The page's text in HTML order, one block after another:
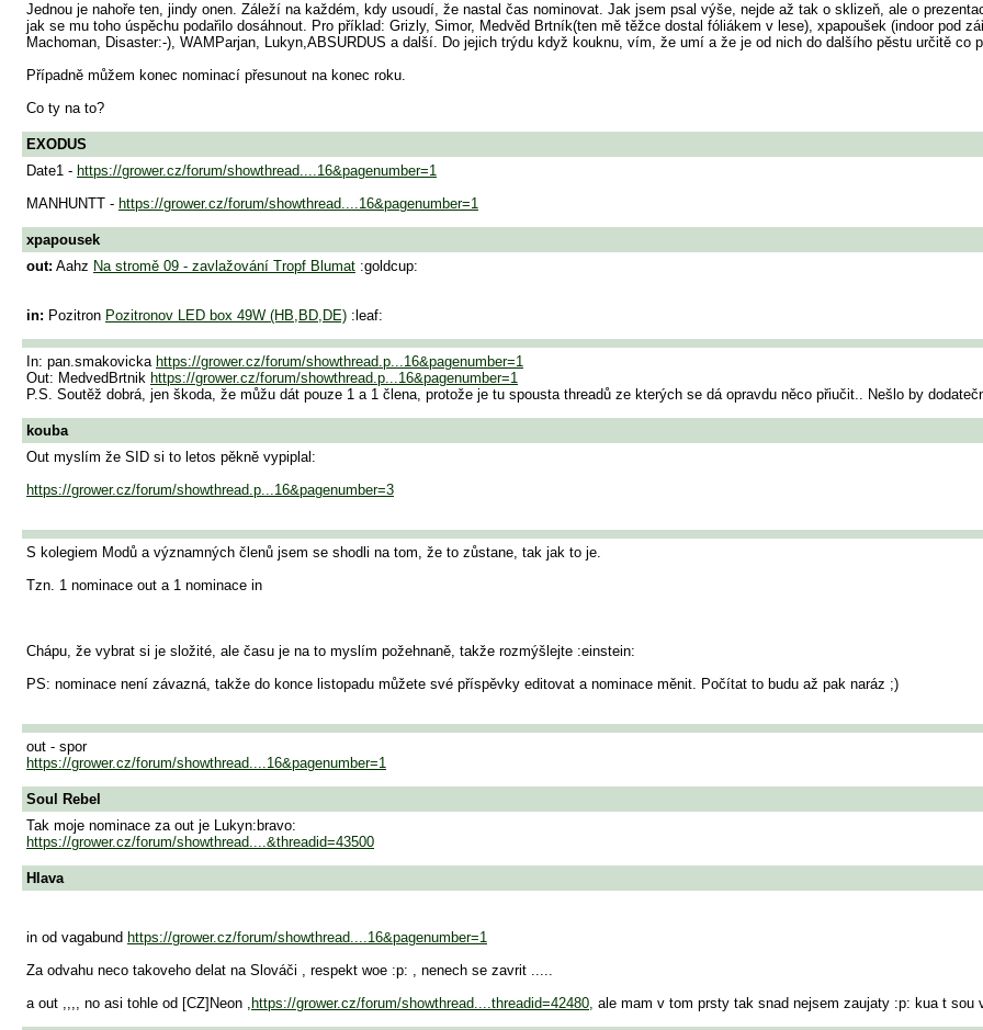
Jednou je nahoře ten, jindy onen. Záleží na každém, kdy usoudí, že nastal čas nominovat. Jak jsem psal výše, nejde až tak o sklizeň, ale o
jak se mu toho úspěchu podařilo dosáhnout. Pro příklad: Grizly, Simor, Medvěd Brtník(ten mě těžce dostal fóliákem v lese), xpapoušek (indoor pod
Machoman, Disaster:-), WAMParjan, Lukyn,ABSURDUS a další. Do jejich trýdu když kouknu, vím, že umí a že je od nich do dalšího pěstu určitě co
Případně můžem konec nominací přesunout na konec roku.
Co ty na to?
EXODUS
Date1 - https://grower.cz/forum/showthread....16&pagenumber=1
MANHUNTT - https://grower.cz/forum/showthread....16&pagenumber=1
xpapousek
out: Aahz Na stromě 09 - zavlažování Tropf Blumat :goldcup:
in: Pozitron Pozitronov LED box 49W (HB,BD,DE) :leaf:
In: pan.smakovicka https://grower.cz/forum/showthread.p...16&pagenumber=1
Out: MedvedBrtnik https://grower.cz/forum/showthread.p...16&pagenumber=1
P.S. Soutěž dobrá, jen škoda, že můžu dát pouze 1 a 1 člena, protože je tu spousta threadů ze kterých se dá opravdu něco přiučit.. Nešlo by
kouba
Out myslím že SID si to letos pěkně vypiplal:
https://grower.cz/forum/showthread.p...16&pagenumber=3
S kolegiem Modů a významných členů jsem se shodli na tom, že to zůstane, tak jak to je.
Tzn. 1 nominace out a 1 nominace in
Chápu, že vybrat si je složité, ale času je na to myslím požehnaně, takže rozmýšlejte :einstein:
PS: nominace není závazná, takže do konce listopadu můžete své příspěvky editovat a nominace měnit. Počítat to budu až pak naráz ;)
out - spor
https://grower.cz/forum/showthread....16&pagenumber=1
Soul Rebel
Tak moje nominace za out je Lukyn:bravo:
https://grower.cz/forum/showthread....&threadid=43500
Hlava
in od vagabund https://grower.cz/forum/showthread....16&pagenumber=1
Za odvahu neco takoveho delat na Slováči , respekt woe :p: , nenech se zavrit .....
a out ,,,, no asi tohle od [CZ]Neon , https://grower.cz/forum/showthread....threadid=42480, ale mam v tom prsty tak snad nejsem zaujaty :p: kua t sou